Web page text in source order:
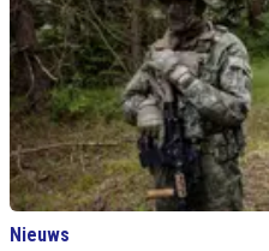
Nieuws